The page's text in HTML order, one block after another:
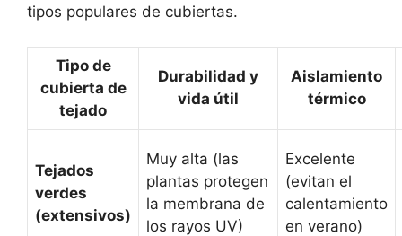
tipos populares de cubiertas.
Tipo de
cubierta de
tejado
Durabilidad y
vida útil
Aislamiento
térmico
Tejados
verdes
(extensivos)
Muy alta (las
plantas protegen
la membrana de
los rayos UV)
Excelente
(evitan el
calentamiento
en verano)